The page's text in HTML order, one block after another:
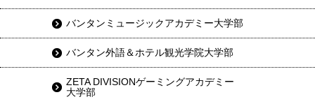
バンタンミュージックアカデミー大学部
バンタン外語＆ホテル観光学院大学部
ZETA DIVISIONゲーミングアカデミー
大学部